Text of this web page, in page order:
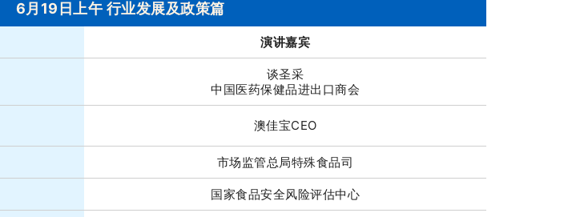
6月19日上午 行业发展及政策篇
演讲嘉宾
谈圣采
中国医药保健品进出口商会
澳佳宝CEO
市场监管总局特殊食品司
国家食品安全风险评估中心